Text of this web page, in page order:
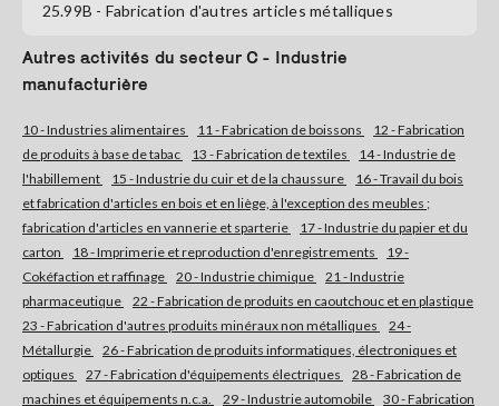
25.99B - Fabrication d'autres articles métalliques
Autres activités du secteur C - Industrie
manufacturière
10 - Industries alimentaires 11 - Fabrication de boissons
12 - Fabrication
de produits à base de tabac
13 - Fabrication de textiles
14 - Industrie de
l'habillement
15 - Industrie du cuir et de la chaussure
16 - Travail du bois
et fabrication d'articles en bois et en liège, à l'exception des meubles ;
fabrication d'articles en vannerie et sparterie
17 - Industrie du papier et du
carton
18 - Imprimerie et reproduction d'enregistrements
19 -
Cokéfaction et raffinage
20 - Industrie chimique
21 - Industrie
pharmaceutique
22 - Fabrication de produits en caoutchouc et en plastique
23 - Fabrication d'autres produits minéraux non métalliques
24 -
Métallurgie
26 - Fabrication de produits informatiques, électroniques et
optiques
27 - Fabrication d'équipements électriques
28 - Fabrication de
machines et équipements n.c.a.
29 - Industrie automobile
30 - Fabrication